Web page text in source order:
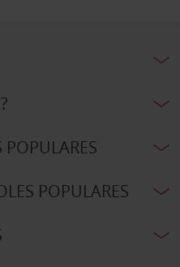
POPULARES